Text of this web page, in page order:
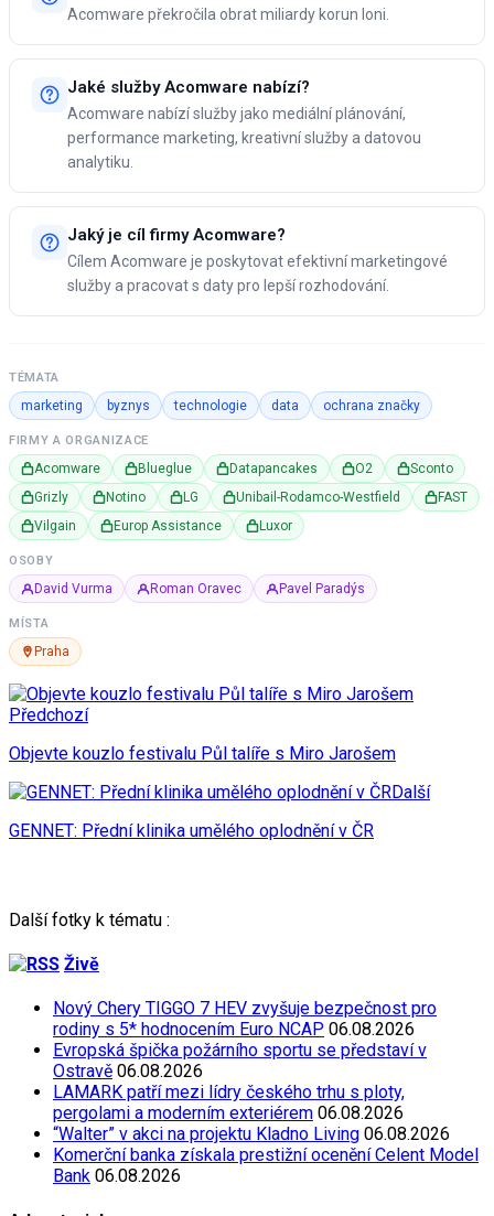
Acomware překročila obrat miliardy korun loni.
Jaké služby Acomware nabízí?
Acomware nabízí služby jako mediální plánování,
performance marketing, kreativní služby a datovou
analytiku.
Jaký je cíl firmy Acomware?
Cílem Acomware je poskytovat efektivní marketingové
služby a pracovat s daty pro lepší rozhodování.
TÉMATA
marketing byznys technologie data ochrana značky
FIRMY A ORGANIZACE
Acomware Blueglue Datapancakes O2
Sconto
Grizly
Notino LG Unibail-Rodamco-Westfield
FAST
Vilgain
Europ Assistance Luxor
OSOBY
David Vurma Roman Oravec Pavel Paradýs
MÍSTA
Praha
Předchozí
Objevte kouzlo festivalu Půl talíře s Miro Jarošem
Další
GENNET: Přední klinika umělého oplodnění v ČR
Další fotky k tématu :
Živě
Nový Chery TIGGO 7 HEV zvyšuje bezpečnost pro
rodiny s 5* hodnocením Euro NCAP 06.08.2026
Evropská špička požárního sportu se představí v
Ostravě 06.08.2026
LAMARK patří mezi lídry českého trhu s ploty,
pergolami a moderním exteriérem 06.08.2026
“Walter” v akci na projektu Kladno Living 06.08.2026
Komerční banka získala prestižní ocenění Celent Model
Bank 06.08.2026